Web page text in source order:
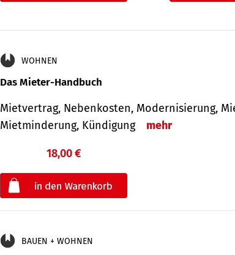
WOHNEN
Das Mieter-Handbuch
Mietvertrag, Nebenkosten, Modernisierung,
Mietminderung, Kündigung
mehr
18,00 €
BAUEN + WOHNEN